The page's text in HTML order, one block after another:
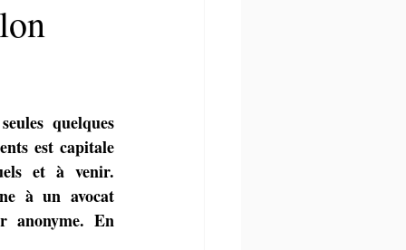
quelques
est capitale
et à venir.
à un avocat
anonyme. En